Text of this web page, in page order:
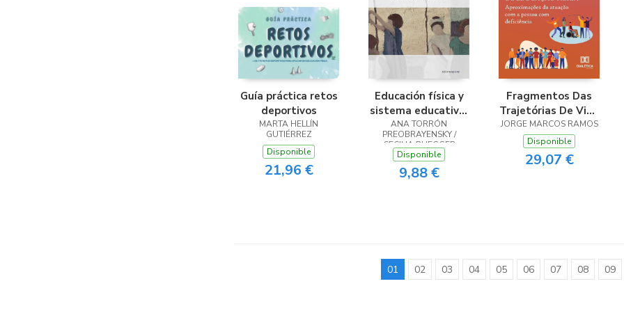
Guía práctica retos
deportivos
MARTA HELLÍN
GUTIÉRREZ
Disponible
21,96 €
Educación física y
sistema educativo:
apuntes para
pensar la
enseñanza de las
prácticas corporales
ANA TORRÓN
PREOBRAYENSKY /
CECILIA RUEGGER
Disponible
9,88 €
Fragmentos Das
Trajetórias De Vida
De Professores De
Educação Física
JORGE MARCOS RAMOS
Disponible
29,07 €
01 02 03 04 05 06 07 08 09